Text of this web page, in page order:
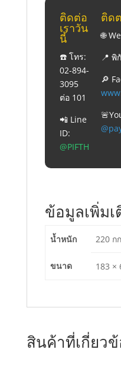
ติดต่อ
เราวัน
นี้
☎️ โทร:
02-894-
3095
ต่อ 101
📲 Line
ID:
@PIFTH
ติด
🌐
📍 พิ
🔎
ข้อมูลเพิ่มเ
น้ำหนัก 220 ก
ขนาด 183 ×
สินค้าที่เกี่ยวข้